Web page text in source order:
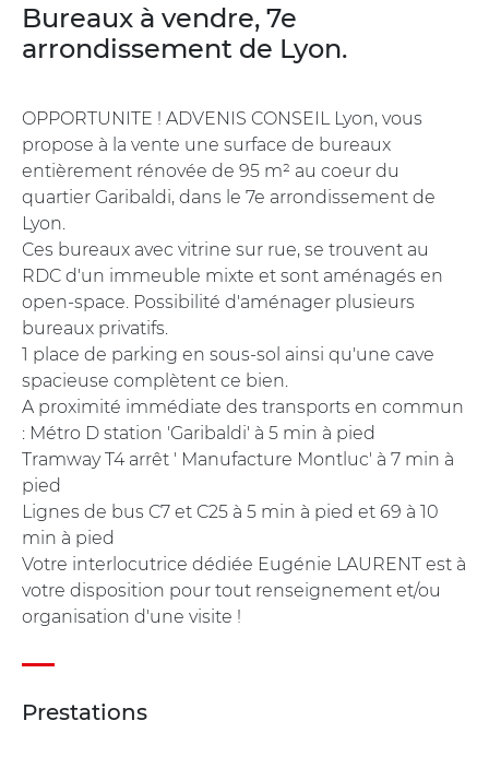
Bureaux à vendre, 7e
arrondissement de Lyon.
OPPORTUNITE ! ADVENIS CONSEIL Lyon, vous
propose à la vente une surface de bureaux
entièrement rénovée de 95 m² au coeur du
quartier Garibaldi, dans le 7e arrondissement de
Lyon.
Ces bureaux avec vitrine sur rue, se trouvent au
RDC d'un immeuble mixte et sont aménagés en
open-space. Possibilité d'aménager plusieurs
bureaux privatifs.
1 place de parking en sous-sol ainsi qu'une cave
spacieuse complètent ce bien.
A proximité immédiate des transports en commun
: Métro D station 'Garibaldi' à 5 min à pied
Tramway T4 arrêt ' Manufacture Montluc' à 7 min à
pied
Lignes de bus C7 et C25 à 5 min à pied et 69 à 10
min à pied
Votre interlocutrice dédiée Eugénie LAURENT est à
votre disposition pour tout renseignement et/ou
organisation d'une visite !
Prestations